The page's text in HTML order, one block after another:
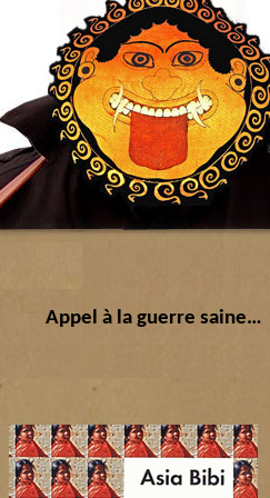
Appel à la guerre saine…